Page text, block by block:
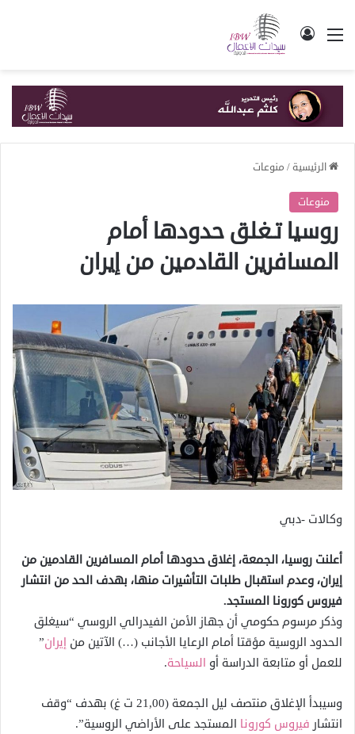
القائمة تسجيل الدخول
الرئيسية/ منوعات
منوعات
روسيا تـغلق حدودها أمام
المسافرين القادمين من إيران
وكالات -دبي
أعلنت روسيا، الجمعة، إغلاق حدودها أمام المسافرين القادمين من
إيران، وعدم استقبال طلبات التأشيرات منها، بهدف الحد من انتشار
فيروس كورونا المستجد.
وذكر مرسوم حكومي أن جهاز الأمن الفيدرالي الروسي “سيغلق
الحدود الروسية مؤقتا أمام الرعايا الأجانب (…) الآتين من إيران”
للعمل أو متابعة الدراسة أو السياحة.
وسيبدأ الإغلاق منتصف ليل الجمعة (21,00 ت غ) بهدف “وقف
انتشار فيروس كورونا المستجد على الأراضي الروسية”.